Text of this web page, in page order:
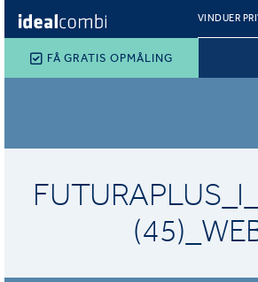
VINDUER
FÅ GRATIS OPMÅLING